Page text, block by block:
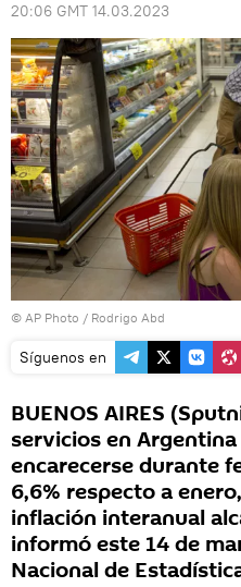
20:06 GMT 14.03.2023
© AP Photo / Rodrigo Abd
Síguenos en
BUENOS AIRES
servicios en
encarecerse durante
6,6% respecto a
inflación interanual
informó este 14 de
Nacional de